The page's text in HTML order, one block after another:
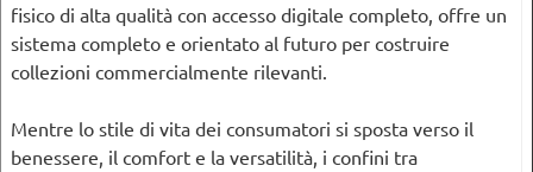
fisico di alta qualità con accesso digitale completo, offre un
sistema completo e orientato al futuro per costruire
collezioni commercialmente rilevanti.
Mentre lo stile di vita dei consumatori si sposta verso il
benessere, il comfort e la versatilità, i confini tra